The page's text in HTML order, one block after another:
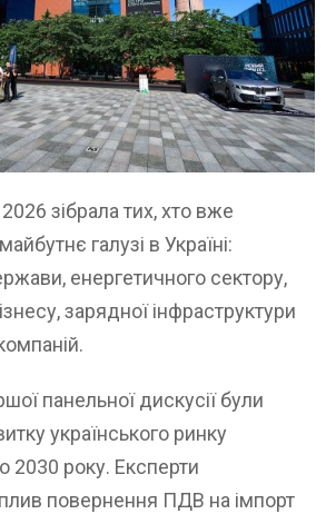
зібрала тих, хто вже
галузі в Україні:
енергетичного сектору,
зарядної інфраструктури
панельної дискусії були
українського ринку
2030 року. Експерти
повернення ПДВ на імпорт